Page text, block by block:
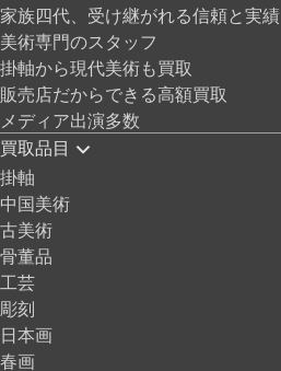
家族四代、受け継がれる信頼と実績
美術専門のスタッフ
掛軸から現代美術も買取
販売店だからできる高額買取
メディア出演多数
買取品目
掛軸
中国美術
古美術
骨董品
工芸
彫刻
日本画
春画